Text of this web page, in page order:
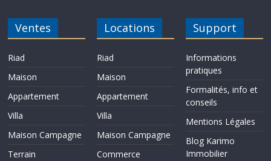
k
p
r
Ventes
Riad
Maison
Appartement
Villa
Maison Campagne
Terrain
Locations
Riad
Maison
Appartement
Villa
Maison Campagne
Commerce
Support
Informations
pratiques
Formalités, info et
conseils
Mentions Légales
Blog Karimo
Immobilier